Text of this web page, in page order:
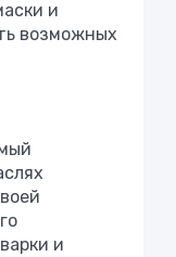
и
возможных
и